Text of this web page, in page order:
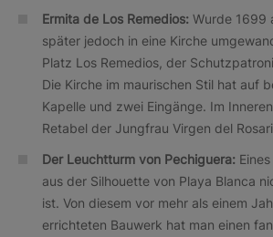
Ermita de Los Remedios: Wurde 1699
später jedoch in eine Kirche
Platz Los Remedios, der
Die Kirche im maurischen Stil hat auf
Kapelle und zwei Eingänge. Im
Retabel der Jungfrau Virgen del
Der Leuchtturm von Pechiguera:
aus der Silhouette von Playa Blanca
ist. Von diesem vor mehr als einem
errichteten Bauwerk hat man einen